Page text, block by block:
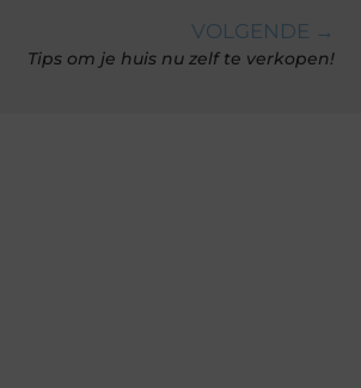
VOLGENDE →
Tips om je huis nu zelf te verkopen!